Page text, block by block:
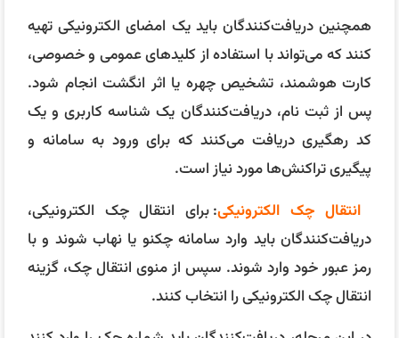
همچنین دریافت‌کنندگان باید یک امضای الکترونیکی تهیه
کنند که می‌تواند با استفاده از کلید‌های عمومی و خصوصی،
کارت هوشمند، تشخیص چهره یا اثر انگشت انجام شود.
پس از ثبت نام، دریافت‌کنندگان یک شناسه کاربری و یک
کد رهگیری دریافت می‌کنند که برای ورود به سامانه و
پیگیری تراکنش‌ها مورد نیاز است.
انتقال چک الکترونیکی: برای انتقال چک الکترونیکی،
دریافت‌کنندگان باید وارد سامانه چکنو یا نهاب شوند و با
رمز عبور خود وارد شوند. سپس از منوی انتقال چک، گزینه
انتقال چک الکترونیکی را انتخاب کنند.